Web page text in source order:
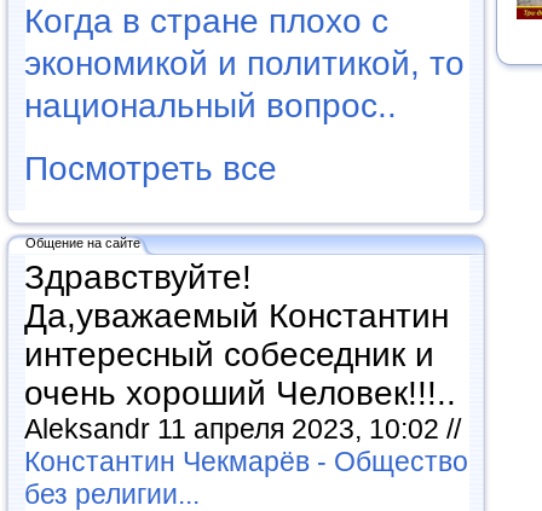
Когда в стране плохо с
экономикой и политикой, то
национальный вопрос..
Посмотреть все
Общение на сайте
Здравствуйте!
Да,уважаемый Константин
интересный собеседник и
очень хороший Человек!!!..
Aleksandr 11 апреля 2023, 10:02 //
Константин Чекмарёв - Общество
без религии...